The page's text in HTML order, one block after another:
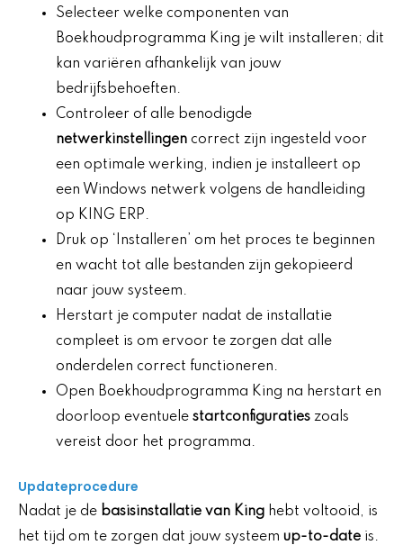
Selecteer welke componenten van
Boekhoudprogramma King je wilt installeren; dit
kan variëren afhankelijk van jouw
bedrijfsbehoeften.
Controleer of alle benodigde
netwerkinstellingen correct zijn ingesteld voor
een optimale werking, indien je installeert op
een Windows netwerk volgens de handleiding
op KING ERP.
Druk op ‘Installeren’ om het proces te beginnen
en wacht tot alle bestanden zijn gekopieerd
naar jouw systeem.
Herstart je computer nadat de installatie
compleet is om ervoor te zorgen dat alle
onderdelen correct functioneren.
Open Boekhoudprogramma King na herstart en
doorloop eventuele startconfiguraties zoals
vereist door het programma.
Updateprocedure
Nadat je de basisinstallatie van King hebt voltooid, is
het tijd om te zorgen dat jouw systeem up-to-date is.